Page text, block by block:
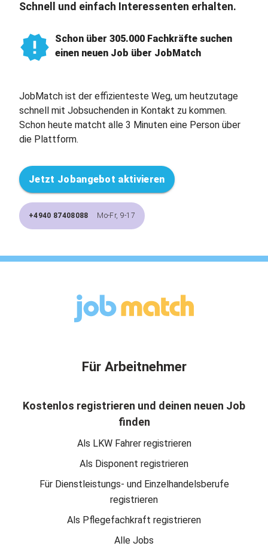
Schnell und einfach Interessenten erhalten.
Schon über 305.000 Fachkräfte suchen
einen neuen Job über JobMatch
JobMatch ist der effizienteste Weg, um heutzutage
schnell mit Jobsuchenden in Kontakt zu kommen.
Schon heute matcht alle 3 Minuten eine Person über
die Plattform.
Jetzt Jobangebot aktivieren
+4940 87408088 Mo-Fr, 9-17
Für Arbeitnehmer
Kostenlos registrieren und deinen neuen Job
finden
Als LKW Fahrer registrieren
Als Disponent registrieren
Für Dienstleistungs- und Einzelhandelsberufe
registrieren
Als Pflegefachkraft registrieren
Alle Jobs